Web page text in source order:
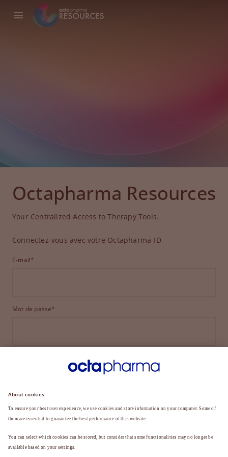
Octapharma Resources
Your Centralized Access to Therapy Tools.
Connectez-vous avec votre Octapharma-ID
E-mail*
Mot de passe*
CONNEXION
MOT DE PASSE OUBLIÉ ?
Vous n'êtes pas encore membre ?